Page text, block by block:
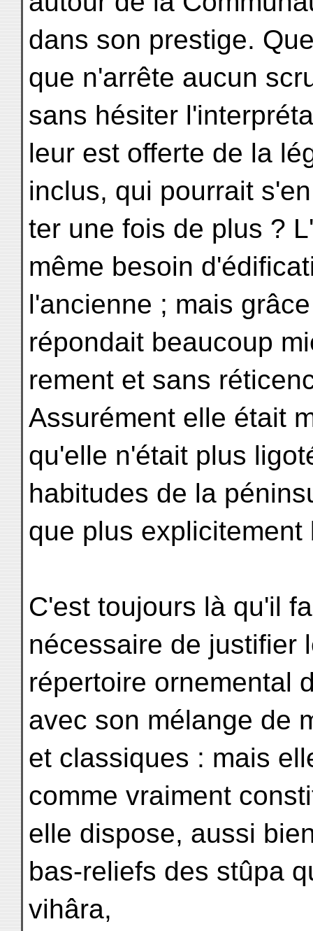
dans son prestige.
que n'arrête aucun
sans hésiter
leur est offerte de la
inclus, qui pourrait
ter une fois de plus ?
même besoin
l'ancienne ; mais
répondait beaucoup
rement et sans
Assurément elle était
qu'elle n'était plus
habitudes de la
que plus explicitement
C'est toujours là qu'il
nécessaire de justifier
répertoire ornemental
avec son mélange de
et classiques : mais
comme vraiment
elle dispose, aussi
bas-reliefs des stûpa
vihâra,